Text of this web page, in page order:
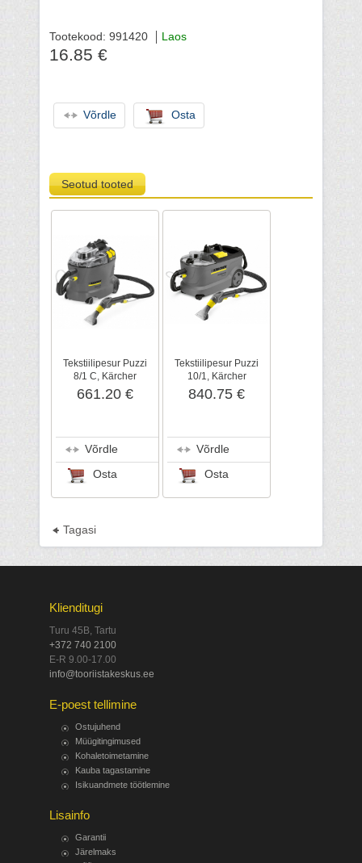
Tootekood: 991420 Laos
16.85 €
Võrdle Osta
Seotud tooted
Tekstiilipesur Puzzi
8/1 C, Kärcher
661.20 €
Võrdle
Osta
Tekstiilipesur Puzzi
10/1, Kärcher
840.75 €
Võrdle
Osta
Tagasi
Klienditugi
Turu 45B, Tartu
+372 740 2100
E-R 9.00-17.00
info@tooriistakeskus.ee
E-poest tellimine
Ostujuhend
Müügitingimused
Kohaletoimetamine
Kauba tagastamine
Isikuandmete töötlemine
Lisainfo
Garantii
Järelmaks